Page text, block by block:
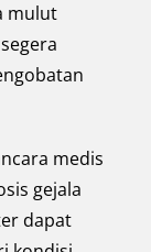
mulut
medis
gejala
dapat